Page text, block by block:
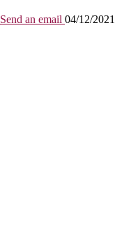
Send an email 04/12/2021